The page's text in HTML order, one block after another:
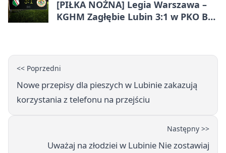
[PIŁKA NOŻNA] Legia Warszawa –
KGHM Zagłębie Lubin 3:1 w PKO BP
punktów
<< Poprzedni
Nowe przepisy dla pieszych w Lubinie zakazują
korzystania z telefonu na przejściu
Następny >>
Uważaj na złodziei w Lubinie Nie zostawiaj